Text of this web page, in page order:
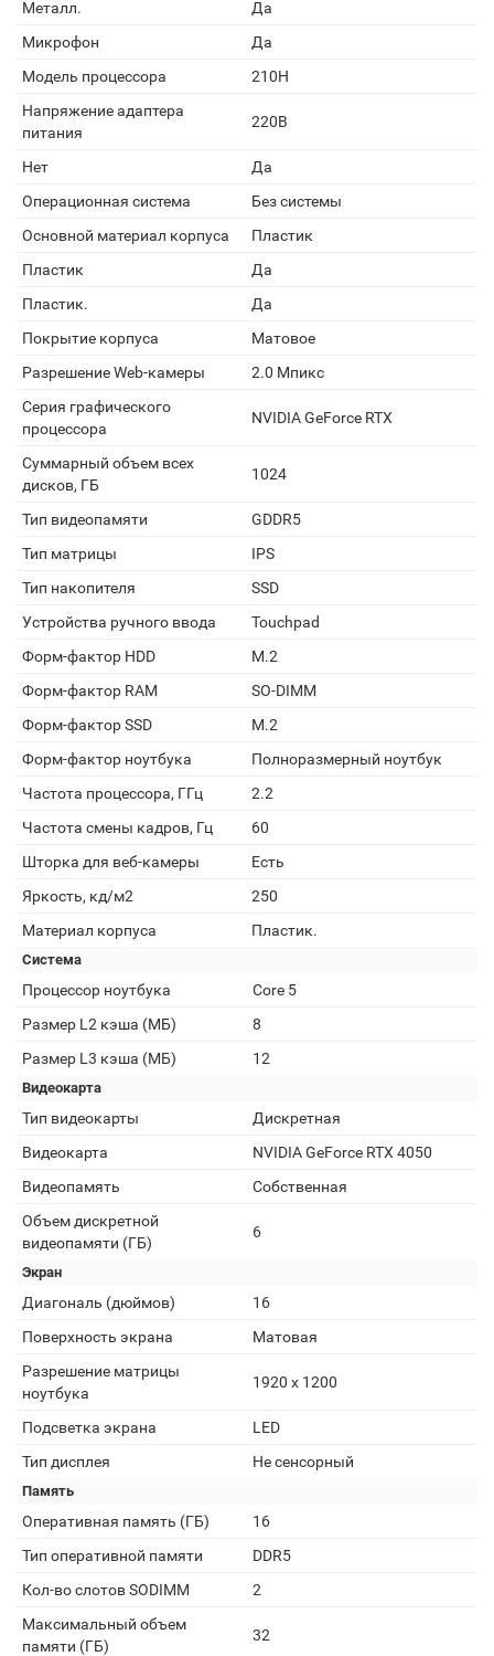
Металл.
Да
Микрофон
Да
Модель процессора
210H
Напряжение адаптера
питания
220В
Нет
Да
Операционная система
Без системы
Основной материал корпуса
Пластик
Пластик
Да
Пластик.
Да
Покрытие корпуса
Матовое
Разрешение Web-камеры
2.0 Мпикс
Серия графического
процессора
NVIDIA GeForce RTX
Суммарный объем всех
дисков, ГБ
1024
Тип видеопамяти
GDDR5
Тип матрицы
IPS
Тип накопителя
SSD
Устройства ручного ввода
Touchpad
Форм-фактор HDD
M.2
Форм-фактор RAM
SO-DIMM
Форм-фактор SSD
M.2
Форм-фактор ноутбука
Полноразмерный ноутбук
Частота процессора, ГГц
2.2
Частота смены кадров, Гц
60
Шторка для веб-камеры
Есть
Яркость, кд/м2
250
Материал корпуса
Пластик.
Система
Процессор ноутбука
Core 5
Размер L2 кэша (МБ)
8
Размер L3 кэша (МБ)
12
Видеокарта
Тип видеокарты
Дискретная
Видеокарта
NVIDIA GeForce RTX 4050
Видеопамять
Собственная
Объем дискретной
видеопамяти (ГБ)
6
Экран
Диагональ (дюймов)
16
Поверхность экрана
Матовая
Разрешение матрицы
ноутбука
1920 x 1200
Подсветка экрана
LED
Тип дисплея
Не сенсорный
Память
Оперативная память (ГБ)
16
Тип оперативной памяти
DDR5
Кол-во слотов SODIMM
2
Максимальный объем
памяти (ГБ)
32